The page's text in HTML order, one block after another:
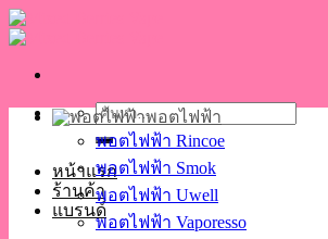
Skip
to
ค้นหา:
หน้าแรก
ร้านค้า
แบรนด์
พอตไฟฟ้า
พอตไฟฟ้า Rincoe
พอตไฟฟ้า Smok
พอตไฟฟ้า Uwell
พอตไฟฟ้า Vaporesso